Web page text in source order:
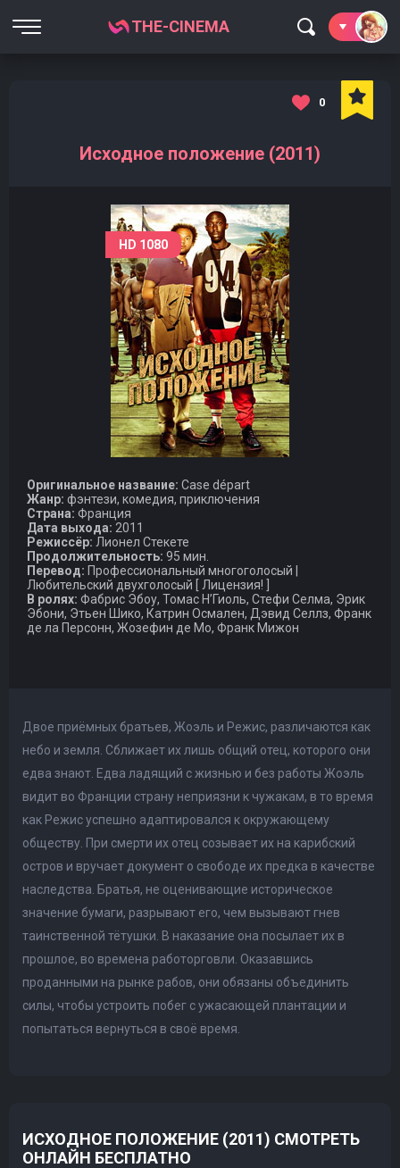
THE-CINEMA
Исходное положение (2011)
0
HD 1080
Оригинальное название: Case départ
Жанр: фэнтези, комедия, приключения
Страна: Франция
Дата выхода: 2011
Режиссёр: Лионел Стекете
Продолжительность: 95 мин.
Перевод: Профессиональный многоголосый |
Любительский двухголосый [ Лицензия! ]
В ролях: Фабрис Эбоу, Томас Н’Гиоль, Стефи Селма, Эрик
Эбони, Этьен Шико, Катрин Осмален, Дэвид Селлз, Франк
де ла Персонн, Жозефин де Мо, Франк Мижон
Двое приёмных братьев, Жоэль и Режис, различаются как
небо и земля. Сближает их лишь общий отец, которого они
едва знают. Едва ладящий с жизнью и без работы Жоэль
видит во Франции страну неприязни к чужакам, в то время
как Режис успешно адаптировался к окружающему
обществу. При смерти их отец созывает их на карибский
остров и вручает документ о свободе их предка в качестве
наследства. Братья, не оценивающие историческое
значение бумаги, разрывают его, чем вызывают гнев
таинственной тётушки. В наказание она посылает их в
прошлое, во времена работорговли. Оказавшись
проданными на рынке рабов, они обязаны объединить
силы, чтобы устроить побег с ужасающей плантации и
попытаться вернуться в своё время.
ИСХОДНОЕ ПОЛОЖЕНИЕ (2011) СМОТРЕТЬ
ОНЛАЙН БЕСПЛАТНО